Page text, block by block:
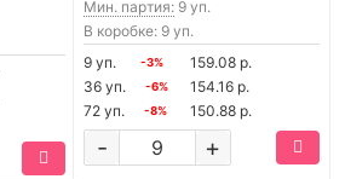
Мин. партия: 9 уп.
В коробке: 9 уп.
9 уп.
-3%
159.08 р.
36 уп.
-6%
154.16 р.
72 уп.
-8% 150.88 р.
+
-